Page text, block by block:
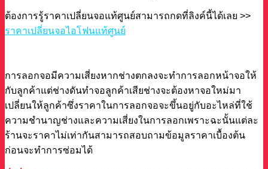
ต้องการรู้ราคาเปลี่ยนจอแท้ศูนย์สามารถกดที่ลิงค์นี้ได้เลย >>
ราคาเปลี่ยนจอไอโฟนแท้ศูนย์
การลอกจอมีความเสี่ยงหากช่างตกลงจะทำการลอกหน้าจอให้
กับลูกค้าแต่ช่างดันทำจอลูกค้าเสียช่างจะต้องหาจอใหม่มา
เปลี่ยนให้ลูกค้าซึ่งราคาในการลอกจอจะขึ้นอยู่กับอะไหล่ที่ใช้
ความชำนาญช่างและความเสี่ยงในการลอกเพราะฉะนั้นแต่ละ
ร้านจะราคาไม่เท่ากันสามารถสอบถามข้อมูลราคาเบื้องต้น
ก่อนจะทำการซ่อมได้